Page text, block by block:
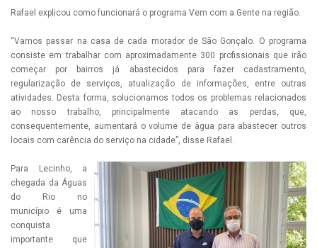
Rafael explicou como funcionará o programa Vem com a Gente na região.
“Vamos passar na casa de cada morador de São Gonçalo. O programa
consiste em trabalhar com aproximadamente 300 profissionais que irão
começar por bairros já abastecidos para fazer cadastramento,
regularização de serviços, atualização de informações, entre outras
atividades. Desta forma, solucionamos todos os problemas relacionados
ao nosso trabalho, principalmente atacando as perdas, que,
consequentemente, aumentará o volume de água para abastecer outros
locais com carência do serviço na cidade”, disse Rafael.
Para Lecinho, a
chegada da Águas
do Rio no
município é uma
conquista
importante que